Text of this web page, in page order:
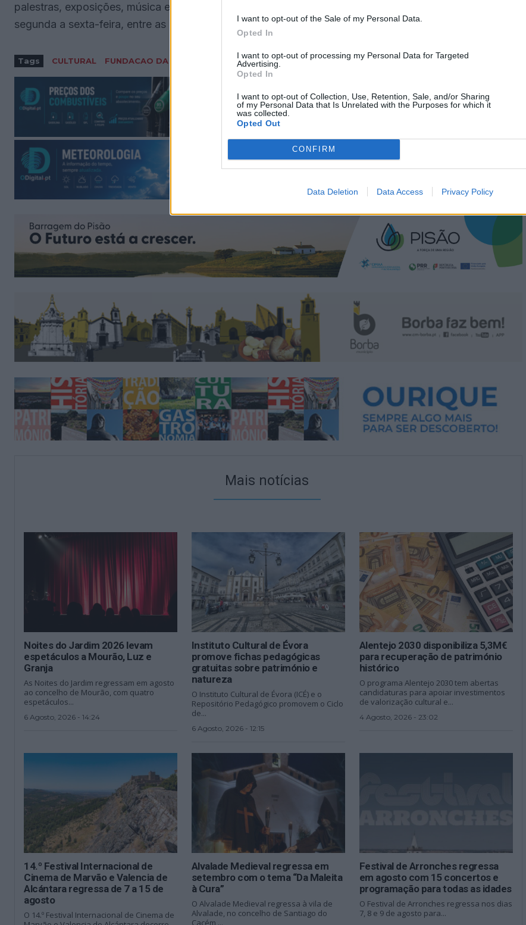
I want to opt-out of the Sale of my Personal Data.
Opted In
I want to opt-out of processing my Personal Data for Targeted
Advertising.
Opted In
I want to opt-out of Collection, Use, Retention, Sale, and/or Sharing
of my Personal Data that Is Unrelated with the Purposes for which it
was collected.
Opted Out
CONFIRM
Data Deletion Data Access Privacy Policy
palestras, exposições, música e animação. A exposição dedicada a Camões pode ser visitada de
segunda a sexta-feira, entre as 9h e as 13h e das 14h às 17h, exceto feriados.
Tags CULTURAL FUNDACAO DA CASA DE BRAGANCA
Mais notícias
Noites do Jardim 2026 levam
espetáculos a Mourão, Luz e
Granja
As Noites do Jardim regressam em agosto
ao concelho de Mourão, com quatro
espetáculos...
6 Agosto, 2026 - 14:24
Instituto Cultural de Évora
promove fichas pedagógicas
gratuitas sobre património e
natureza
O Instituto Cultural de Évora (ICÉ) e o
Repositório Pedagógico promovem o Ciclo
de...
6 Agosto, 2026 - 12:15
Alentejo 2030 disponibiliza 5,3M€
para recuperação de património
histórico
O programa Alentejo 2030 tem abertas
candidaturas para apoiar investimentos
de valorização cultural e...
4 Agosto, 2026 - 23:02
14.º Festival Internacional de
Cinema de Marvão e Valencia de
Alcántara regressa de 7 a 15 de
agosto
O 14.º Festival Internacional de Cinema de
Alvalade Medieval regressa em
setembro com o tema “Da Maleita
à Cura”
O Alvalade Medieval regressa à vila de
Alvalade, no concelho de Santiago do
Cacém,...
Festival de Arronches regressa
em agosto com 15 concertos e
programação para todas as idades
O Festival de Arronches regressa nos dias
7, 8 e 9 de agosto para...